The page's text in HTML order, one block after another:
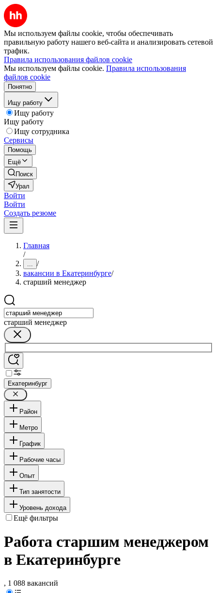
Мы используем файлы cookie, чтобы обеспечивать
правильную работу нашего веб-сайта и анализировать сетевой
трафик.
Правила использования файлов cookie
Мы используем файлы cookie. Правила использования
файлов cookie
Понятно
Ищу работу
Ищу работу
Ищу работу
Ищу сотрудника
Сервисы
Помощь
Ещё
Поиск
Урал
Войти
Войти
Создать резюме
Главная
/
... /
вакансии в Екатеринбурге/
старший менеджер
старший менеджер
Екатеринбург
Район
Метро
График
Рабочие часы
Опыт
Тип занятости
Уровень дохода
Ещё фильтры
Работа старшим менеджером
в Екатеринбурге
, 1 088 вакансий